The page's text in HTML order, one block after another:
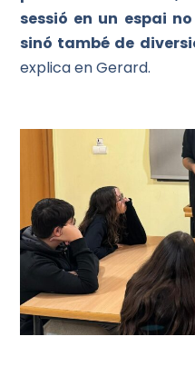
sessió en un espai
sinó també de
explica en Gerard.